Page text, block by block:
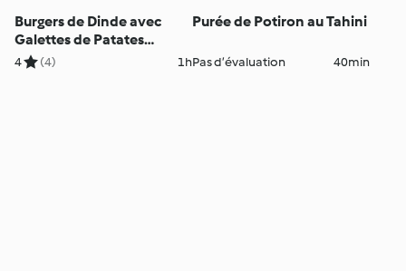
Burgers de Dinde avec
Galettes de Patates
Douces spiralées
4 (4) 1h
Purée de Potiron au Tahini
Pas d’évaluation 40min